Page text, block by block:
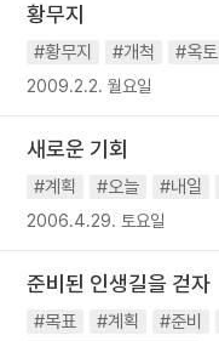
황무지
#황무지 #개척 #옥토
2009.2.2. 월요일
새로운 기회
#계획 #오늘 #내일
2006.4.29. 토요일
준비된 인생길을 걷자
#목표 #계획 #준비